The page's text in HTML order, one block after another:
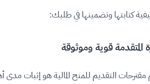
كتابتها وتضمينها في طلبك:
المتقدمة قوية وموثوقة
التقديم للمنح المالية هو إثبات مدى